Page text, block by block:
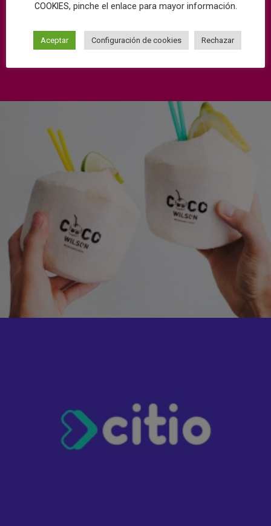
COOKIES, pinche el enlace para mayor información.
Aceptar Configuración de cookies Rechazar